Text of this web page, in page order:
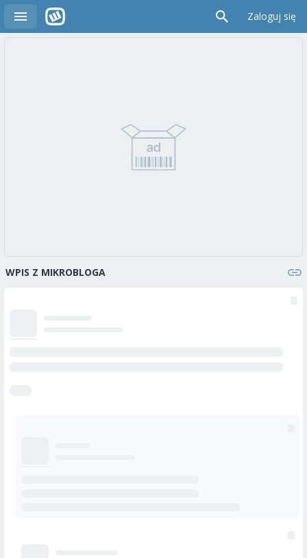
Zaloguj się
WPIS Z MIKROBLOGA